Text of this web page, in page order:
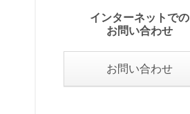
インターネットでの
お問い合わせ
お問い合わせ